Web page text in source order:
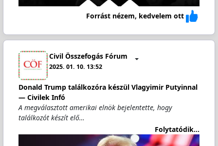
Forrást nézem, kedvelem ott
Civil Összefogás Fórum
2025. 01. 10. 13:52
Donald Trump találkozóra készül Vlagyimir Putyinnal
— Civilek Infó
A megválasztott amerikai elnök bejelentette, hogy
találkozót készít elő…
Folytatódik...